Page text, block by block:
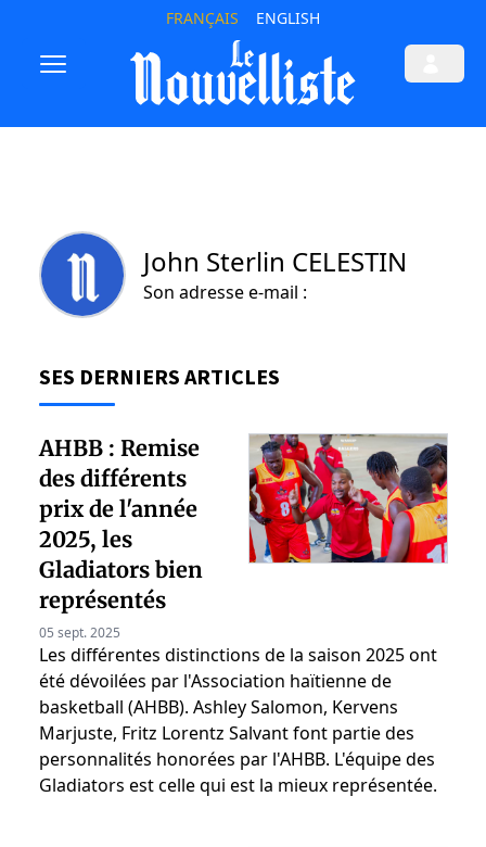
FRANÇAIS ENGLISH
John Sterlin CELESTIN
Son adresse e-mail :
SES DERNIERS ARTICLES
AHBB : Remise
des différents
prix de l'année
2025, les
Gladiators bien
représentés
05 sept. 2025
Les différentes distinctions de la saison 2025 ont
été dévoilées par l'Association haïtienne de
basketball (AHBB). Ashley Salomon, Kervens
Marjuste, Fritz Lorentz Salvant font partie des
personnalités honorées par l'AHBB. L'équipe des
Gladiators est celle qui est la mieux représentée.